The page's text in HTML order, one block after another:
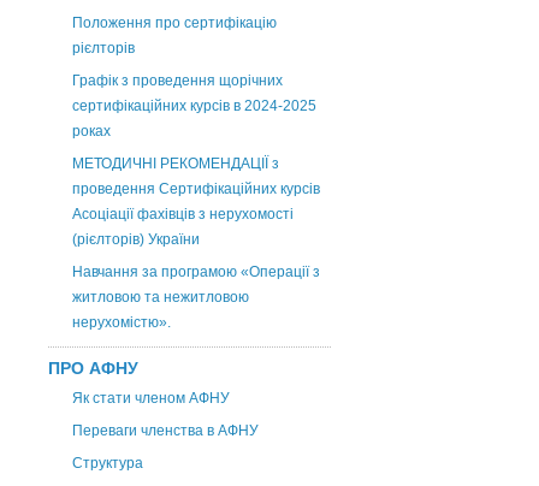
Положення про сертифікацію
рієлторів
Графік з проведення щорічних
сертифікаційних курсів в 2024-2025
роках
МЕТОДИЧНІ РЕКОМЕНДАЦІЇ з
проведення Сертифікаційних курсів
Асоціації фахівців з нерухомості
(рієлторів) України
Навчання за програмою «Операції з
житловою та нежитловою
нерухомістю».
ПРО АФНУ
Як стати членом АФНУ
Переваги членства в АФНУ
Структура